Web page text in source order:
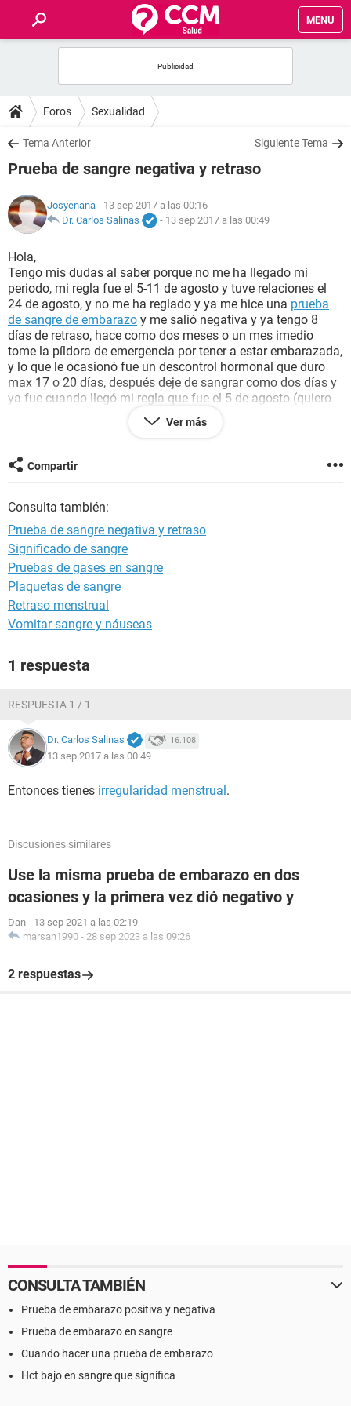
MENU
FOROS
SALUD
NUTRICIÓN
BIENESTAR
SEXUALIDAD
GLOSARIO
Foros Sexualidad
Tema Anterior Siguiente Tema
Prueba de sangre negativa y retraso
Josyenana - 13 sep 2017 a las 00:16
Dr. Carlos Salinas
- 13 sep 2017 a las 00:49
Hola,
Tengo mis dudas al saber porque no me ha llegado mi
periodo, mi regla fue el 5-11 de agosto y tuve relaciones el
24 de agosto, y no me ha reglado y ya me hice una prueba
de sangre de embarazo y me salió negativa y ya tengo 8
días de retraso, hace como dos meses o un mes imedio
tome la píldora de emergencia por tener a estar embarazada,
y lo que le ocasionó fue un descontrol hormonal que duro
max 17 o 20 días, después deje de sangrar como dos días y
ya fue cuando llegó mi regla que fue el 5 de agosto (quiero
decir que este año tome 2 píldoras de emergencia en
diferente mes, el año pasado tome 3), entonces mi ciclo es
tome, tengo una semana imedia con mis cólicos que son los
pechos sensibles y a ratos me dan dolieres en la columna
arriba de mi vejiga, entre el medio del abdomen.
Que podría tener, necesito respuestas
Ver más
Compartir
Consulta también:
Prueba de sangre negativa y retraso
Significado de sangre
Pruebas de gases en sangre
Plaquetas de sangre
Retraso menstrual
Vomitar sangre y náuseas
1 respuesta
RESPUESTA 1 / 1
Dr. Carlos Salinas 16.108
13 sep 2017 a las 00:49
Entonces tienes irregularidad menstrual.
Discusiones similares
Use la misma prueba de embarazo en dos
ocasiones y la primera vez dió negativo y
Dan - 13 sep 2021 a las 02:19
marsan1990 - 28 sep 2023 a las 09:26
2 respuestas
CONSULTA TAMBIÉN
Prueba de embarazo positiva y negativa
Prueba de embarazo en sangre
Cuando hacer una prueba de embarazo
Hct bajo en sangre que significa